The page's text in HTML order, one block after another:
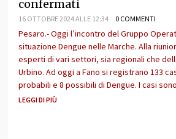
confermati
16 OTTOBRE 2024 ALLE 12:34 0 COMMENTI
Pesaro.- Oggi l’incontro del Gruppo
situazione Dengue nelle Marche. Alla
esperti di vari settori, sia regionali che
Urbino. Ad oggi a Fano si registrano 133
probabili e 8 possibili di Dengue. I casi
LEGGI DI PIÙ